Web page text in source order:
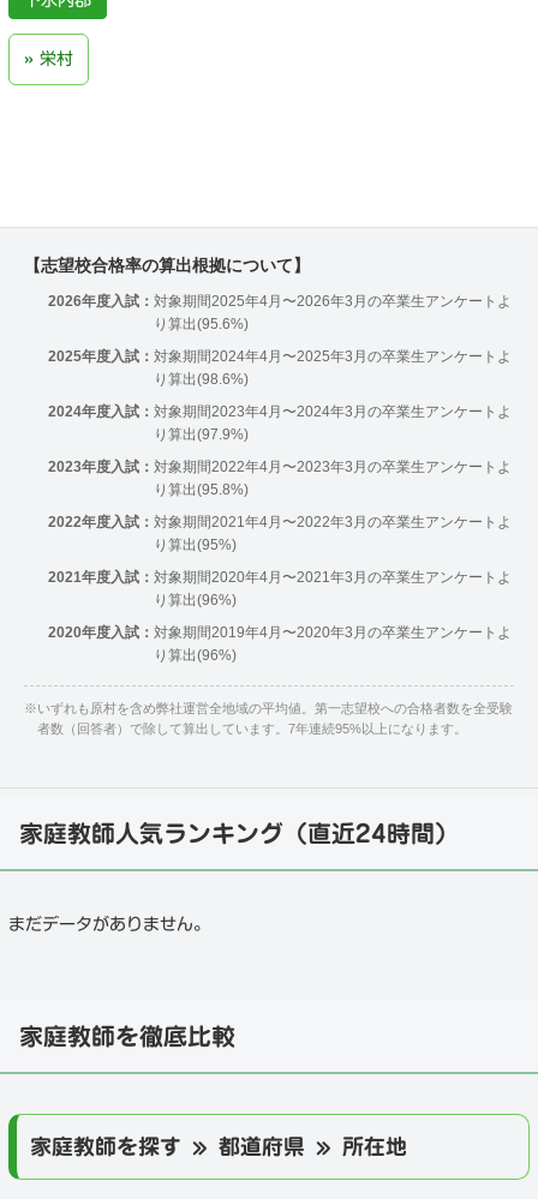
栄村
【志望校合格率の算出根拠について】
2026年度入試： 対象期間2025年4月〜2026年3月の卒業生アンケートよ
り算出(95.6%)
2025年度入試： 対象期間2024年4月〜2025年3月の卒業生アンケートよ
り算出(98.6%)
2024年度入試： 対象期間2023年4月〜2024年3月の卒業生アンケートよ
り算出(97.9%)
2023年度入試： 対象期間2022年4月〜2023年3月の卒業生アンケートよ
り算出(95.8%)
2022年度入試： 対象期間2021年4月〜2022年3月の卒業生アンケートよ
り算出(95%)
2021年度入試： 対象期間2020年4月〜2021年3月の卒業生アンケートよ
り算出(96%)
2020年度入試： 対象期間2019年4月〜2020年3月の卒業生アンケートよ
り算出(96%)
※いずれも原村を含め弊社運営全地域の平均値。第一志望校への合格者数を全受験
者数（回答者）で除して算出しています。7年連続95%以上になります。
家庭教師人気ランキング（直近24時間）
まだデータがありません。
家庭教師を徹底比較
家庭教師を探す » 都道府県 » 所在地